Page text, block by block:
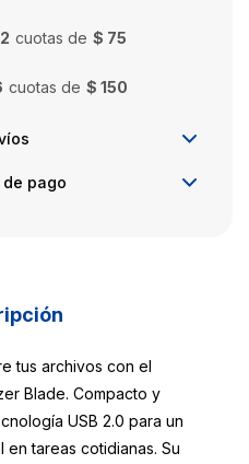
cuotas de $ 75
cuotas de $ 150
pago
tus archivos con el
Blade. Compacto y
USB 2.0 para un
tareas cotidianas. Su